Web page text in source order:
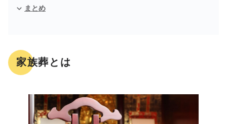
まとめ
家族葬とは